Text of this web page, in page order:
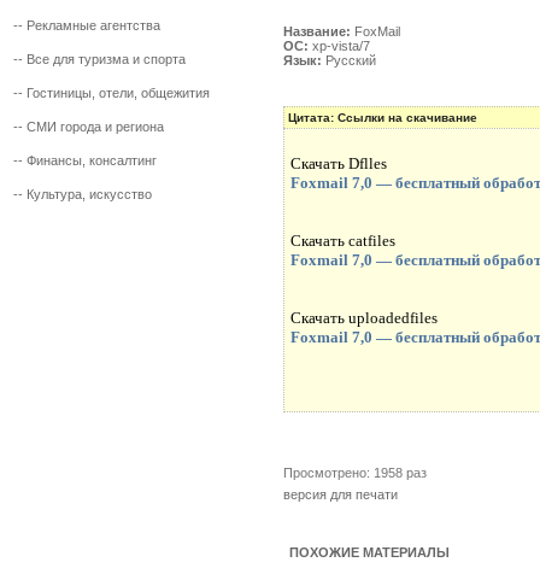
-- Рекламные агентства
-- Все для туризма и спорта
-- Гостиницы, отели, общежития
-- СМИ города и региона
-- Финансы, консалтинг
-- Культура, искусство
Название: FoxMail
ОС: xp-vista/7
Язык: Русский
Цитата: Ссылки на скачивание
Скачать Dflles
Foxmail 7,0 — бесплатный
Скачать catfiles
Foxmail 7,0 — бесплатный
Скачать uploadedfiles
Foxmail 7,0 — бесплатный
Просмотрено: 1958 раз
версия для печати
ПОХОЖИЕ МАТЕРИАЛЫ